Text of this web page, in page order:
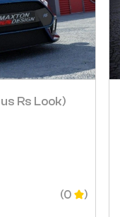
Rs Look)
(0